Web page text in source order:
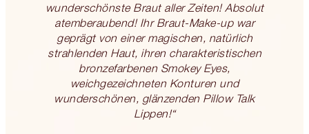
wunderschönste Braut aller Zeiten! Absolut
atemberaubend! Ihr Braut-Make-up war
geprägt von einer magischen, natürlich
strahlenden Haut, ihren charakteristischen
bronzefarbenen Smokey Eyes,
weichgezeichneten Konturen und
wunderschönen, glänzenden Pillow Talk
Lippen!“